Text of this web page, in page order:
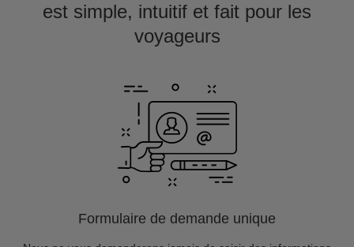
est simple, intuitif et fait pour les
voyageurs
Formulaire de demande unique